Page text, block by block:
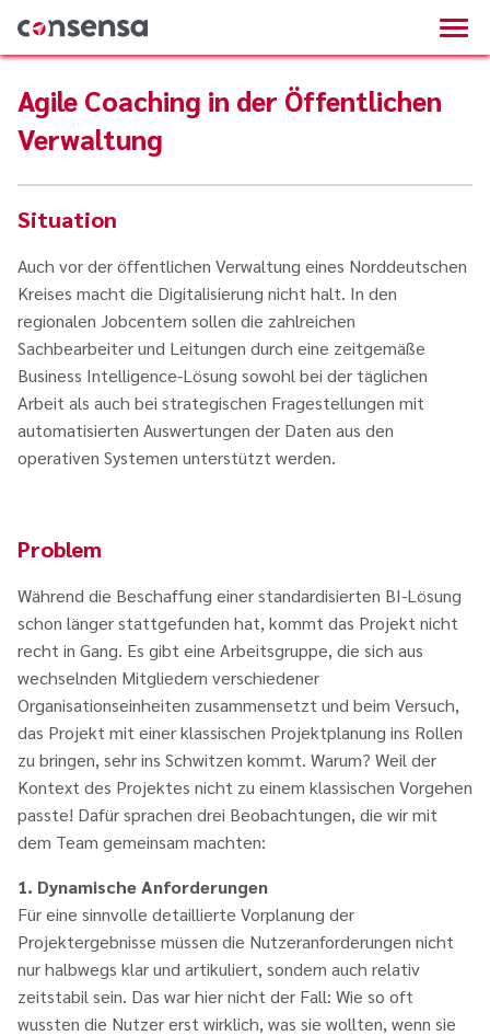
Agile Coaching in der Öffentlichen
Verwaltung
Situation
Auch vor der öffentlichen Verwaltung eines Norddeutschen
Kreises macht die Digitalisierung nicht halt. In den
regionalen Jobcentern sollen die zahlreichen
Sachbearbeiter und Leitungen durch eine zeitgemäße
Business Intelligence-Lösung sowohl bei der täglichen
Arbeit als auch bei strategischen Fragestellungen mit
automatisierten Auswertungen der Daten aus den
operativen Systemen unterstützt werden.
Problem
Während die Beschaffung einer standardisierten BI-Lösung
schon länger stattgefunden hat, kommt das Projekt nicht
recht in Gang. Es gibt eine Arbeitsgruppe, die sich aus
wechselnden Mitgliedern verschiedener
Organisationseinheiten zusammensetzt und beim Versuch,
das Projekt mit einer klassischen Projektplanung ins Rollen
zu bringen, sehr ins Schwitzen kommt. Warum? Weil der
Kontext des Projektes nicht zu einem klassischen Vorgehen
passte! Dafür sprachen drei Beobachtungen, die wir mit
dem Team gemeinsam machten:
1. Dynamische Anforderungen
Für eine sinnvolle detaillierte Vorplanung der
Projektergebnisse müssen die Nutzeranforderungen nicht
nur halbwegs klar und artikuliert, sondern auch relativ
zeitstabil sein. Das war hier nicht der Fall: Wie so oft
wussten die Nutzer erst wirklich, was sie wollten, wenn sie